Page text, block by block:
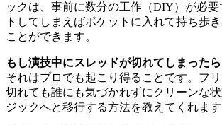
ックは、事前に数分の工作（DIY）が必
トしてしまえばポケットに入れて持ち歩
ことができます。
もし演技中にスレッドが切れてしまったら
それはプロでも起こり得ることです。フ
切れても誰にも気づかれずにクリーンな
ジックへと移行する方法を教えてくれます